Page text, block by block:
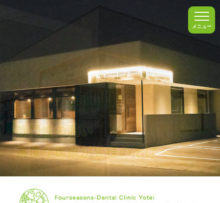
専門性の高い
高度な医療が皆様のそばへ
専門性の高い
高度な医療が皆様のそばへ
メニュー